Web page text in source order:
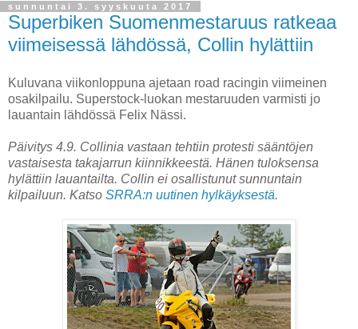
sunnuntai 3. syyskuuta 2017
Superbiken Suomenmestaruus ratkeaa
viimeisessä lähdössä, Collin hylättiin
Kuluvana viikonloppuna ajetaan road racingin viimeinen
osakilpailu. Superstock-luokan mestaruuden varmisti jo
lauantain lähdössä Felix Nässi.
Päivitys 4.9. Collinia vastaan tehtiin protesti sääntöjen
vastaisesta takajarrun kiinnikkeestä. Hänen tuloksensa
hylättiin lauantailta. Collin ei osallistunut sunnuntain
kilpailuun. Katso SRRA:n uutinen hylkäyksestä.